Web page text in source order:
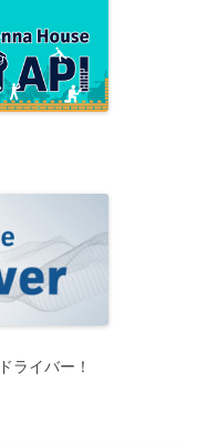
ライバー！